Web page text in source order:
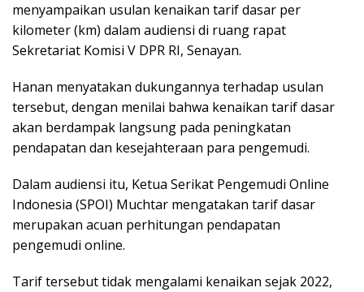
menyampaikan usulan kenaikan tarif dasar per
kilometer (km) dalam audiensi di ruang rapat
Sekretariat Komisi V DPR RI, Senayan.
Hanan menyatakan dukungannya terhadap usulan
tersebut, dengan menilai bahwa kenaikan tarif dasar
akan berdampak langsung pada peningkatan
pendapatan dan kesejahteraan para pengemudi.
Dalam audiensi itu, Ketua Serikat Pengemudi Online
Indonesia (SPOI) Muchtar mengatakan tarif dasar
merupakan acuan perhitungan pendapatan
pengemudi online.
Tarif tersebut tidak mengalami kenaikan sejak 2022,